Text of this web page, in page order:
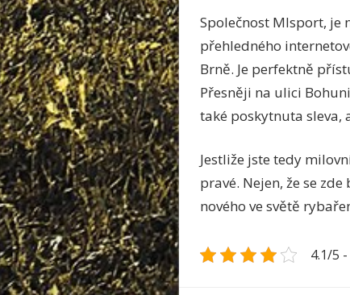
Společnost Mlsport, je
přehledného
Brně. Je perfektně
Přesněji na ulici
také poskytnuta sleva,
Jestliže jste tedy
pravé. Nejen, že se
nového ve světě
4.1/5